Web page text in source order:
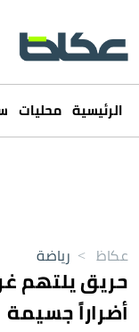
الرئيسية محليات
عكاظ > رياضة
حريق يلتهم
أضراراً جسيمة